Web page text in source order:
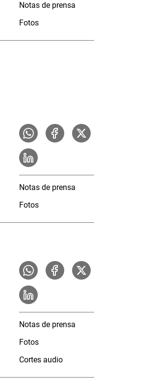
Notas de prensa
Fotos
Notas de prensa
Fotos
Notas de prensa
Fotos
Cortes audio